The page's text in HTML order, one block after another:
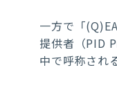
一方で「
提供者（PID
中で呼称され